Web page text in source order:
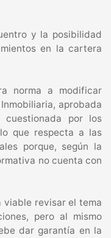
y la posibilidad
en la cartera
norma a modificar
aprobada
por los
que respecta a las
porque, según la
no cuenta con
viable revisar el tema
pero al mismo
dar garantía en la